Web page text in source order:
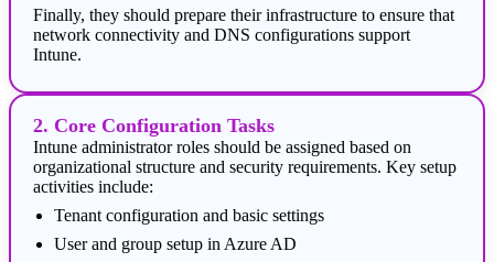
Finally, they should prepare their infrastructure to ensure that
network connectivity and DNS configurations support
Intune.
2. Core Configuration Tasks
Intune administrator roles should be assigned based on
organizational structure and security requirements. Key setup
activities include:
Tenant configuration and basic settings
User and group setup in Azure AD